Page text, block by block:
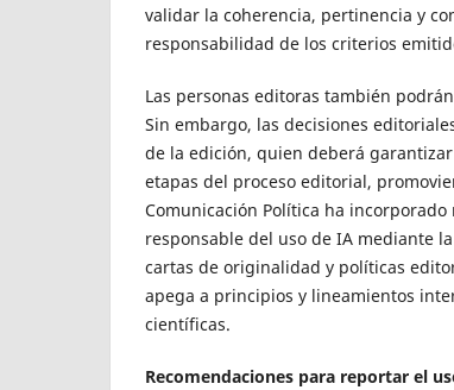
validar la coherencia, pertinencia y
responsabilidad de los criterios
Las personas editoras también
Sin embargo, las decisiones
de la edición, quien deberá
etapas del proceso editorial,
Comunicación Política ha
responsable del uso de IA mediante
cartas de originalidad y políticas
apega a principios y lineamientos
científicas.
Recomendaciones para reportar el